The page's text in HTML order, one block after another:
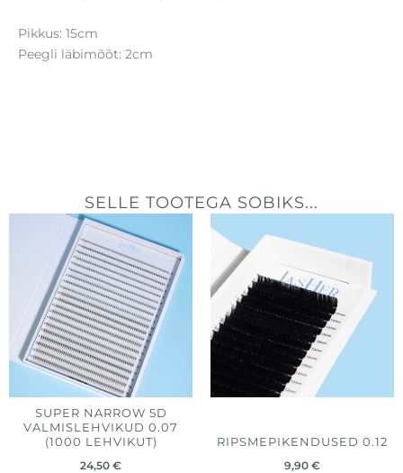
Pikkus: 15cm
Peegli läbimõõt: 2cm
SELLE TOOTEGA SOBIKS...
SUPER NARROW 5D
VALMISLEHVIKUD 0.07
(1000 LEHVIKUT)
24,50 €
RIPSMEPIKENDUSED 0.12
9,90 €